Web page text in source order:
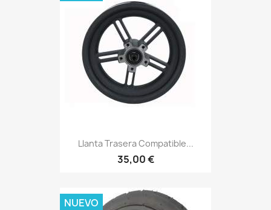
Llanta Trasera Compatible...
35,00 €
NUEVO